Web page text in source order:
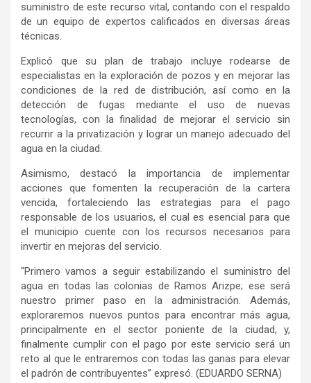
suministro de este recurso vital, contando con el respaldo
de un equipo de expertos calificados en diversas áreas
técnicas.
Explicó que su plan de trabajo incluye rodearse de
especialistas en la exploración de pozos y en mejorar las
condiciones de la red de distribución, así como en la
detección de fugas mediante el uso de nuevas
tecnologías, con la finalidad de mejorar el servicio sin
recurrir a la privatización y lograr un manejo adecuado del
agua en la ciudad.
Asimismo, destacó la importancia de implementar
acciones que fomenten la recuperación de la cartera
vencida, fortaleciendo las estrategias para el pago
responsable de los usuarios, el cual es esencial para que
el municipio cuente con los recursos necesarios para
invertir en mejoras del servicio.
“Primero vamos a seguir estabilizando el suministro del
agua en todas las colonias de Ramos Arizpe; ese será
nuestro primer paso en la administración. Además,
exploraremos nuevos puntos para encontrar más agua,
principalmente en el sector poniente de la ciudad, y,
finalmente cumplir con el pago por este servicio será un
reto al que le entraremos con todas las ganas para elevar
el padrón de contribuyentes” expresó. (EDUARDO SERNA)